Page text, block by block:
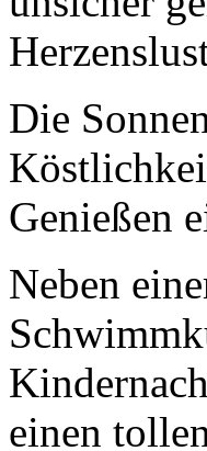
Die
Genießen
Neben
einen